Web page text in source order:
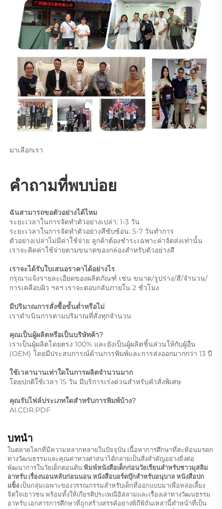
มาเลือกเรา
คำถามที่พบบ่อย
ฉันสามารถขอตัวอย่างได้ไหม
ระยะเวลาในการจัดทำตัวอย่างเปล่า: 1-3 วัน
ระยะเวลาในการจัดทำตัวอย่างสีซับซ้อน: 5-7 วันทำการ
ตัวอย่างเปล่าไม่มีค่าใช้จ่าย ลูกค้าต้องชำระเฉพาะค่าจัดส่งเท่านั้น
เราจะคิดค่าใช้จ่ายตามขนาดของกล่องสำหรับตัวอย่างสี
เราจะได้รับใบเสนอราคาได้อย่างไร
กรุณาแจ้งรายละเอียดของผลิตภัณฑ์ เช่น ขนาด/รูปร่าง/สี/จำนวน/
การเคลือบผิว ฯลฯ เราจะตอบกลับภายใน 2 ชั่วโมง
มีปริมาณการสั่งซื้อขั้นต่ำหรือไม่
เราดำเนินการตามปริมาณที่สั่งทุกจำนวน
คุณเป็นผู้ผลิตหรือเป็นบริษัทค้า?
เราเป็นผู้ผลิตโดยตรง 100% และยังเป็นผู้ผลิตชิ้นส่วนให้กับผู้อื่น
ใช้เวลานานเท่าใดในการผลิตจำนวนมาก
โดยปกติใช้เวลา 15 วัน มีบริการเร่งด่วนสำหรับคำสั่งพิเศษ
คุณรับไฟล์ประเภทใดสำหรับการพิมพ์บ้าง?
AI.CDR.PDF
บทนำ
ในตลาดโลกที่มีความหลากหลายในปัจจุบัน เนื้อหาการศึกษาที่สะท้อนมรดก
ทางวัฒนธรรมและคุณค่าทางศาสนาได้กลายเป็นสิ่งสำคัญอย่างยิ่งต่อ
พัฒนาการในวัยเด็กตอนต้นพิมพ์หนังสือเด็กก่อนวัยเรียนสำหรับชาวมุสลิม
อาหรับ เรื่องนอนหลับก่อนนอน หนังสือบอร์ดบุ๊กสำหรับอนุบาล หนังสือปก
แข็ง เป็นกลุ่มเฉพาะของวรรณกรรมสำหรับเด็กที่ออกแบบมาเพื่อหล่อเลี้ยง
จิตใจเยาวชน พร้อมทั้งให้เกียรติประเพณีอิสลามและเรื่องเล่าทางวัฒนธรรม
อาหรับ เอกสารการศึกษาที่ถูกสร้างสรรค์อย่างพิถีพิถันเหล่านี้ทำหน้าที่เป็น